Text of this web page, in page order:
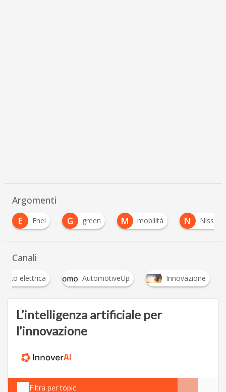
Argomenti
Enel green M mobilità Nissan
Canali
Auto elettrica AutomotiveUp Innovazione
L’intelligenza artificiale per
l’innovazione
Filtra per topic